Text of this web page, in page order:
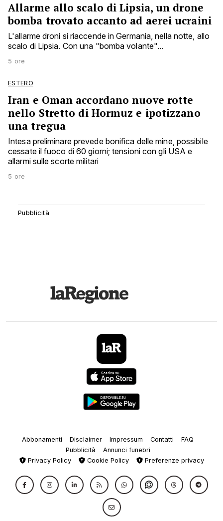
Allarme allo scalo di Lipsia, un drone
bomba trovato accanto ad aerei ucraini
L'allarme droni si riaccende in Germania, nella notte, allo
scalo di Lipsia. Con una "bomba volante"...
5 ore
ESTERO
Iran e Oman accordano nuove rotte
nello Stretto di Hormuz e ipotizzano
una tregua
Intesa preliminare prevede bonifica delle mine, possibile
cessate il fuoco di 60 giorni; tensioni con gli USA e
allarmi sulle scorte militari
5 ore
Abbonamenti Disclaimer Impressum Contatti
FAQ
Pubblicità
Annunci funebri
Privacy Policy
Cookie Policy Preferenze privacy